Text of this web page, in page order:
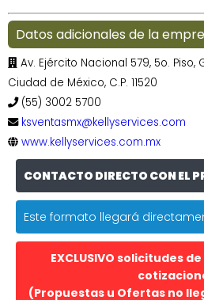
Datos adicionales de la
Av. Ejército Nacional 579, 5o. Piso,
Ciudad de México, C.P. 11520
(55) 3002 5700
ksventasmx@kellyservices.com
www.kellyservices.com.mx
CONTACTO DIRECTO CON EL
Este formato llegará
EXCLUSIVO solicitudes
(Propuestas u Ofertas no